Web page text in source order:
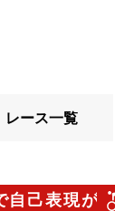
レース一覧
現がしたい」